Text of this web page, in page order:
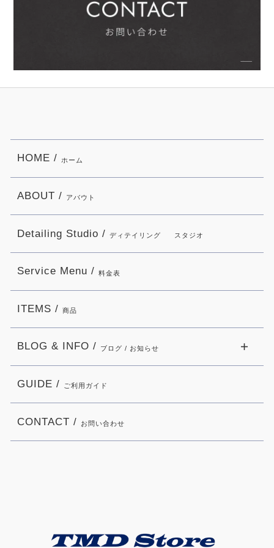
HOME / ホーム
ABOUT / アバウト
Detailing Studio / ディテイリング スタジオ
Service Menu / 料金表
ITEMS / 商品
BLOG & INFO / ブログ / お知らせ
GUIDE / ご利用ガイド
CONTACT / お問い合わせ